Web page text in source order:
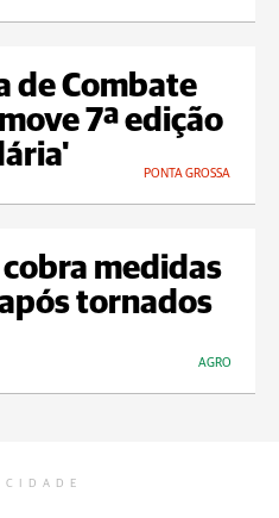
de Combate
7ª edição
PONTA GROSSA
cobra medidas
tornados
AGRO